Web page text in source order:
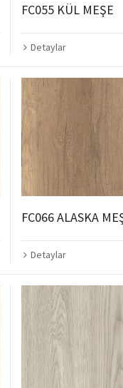
FC055 KÜL MEŞE
Detaylar
FC066 ALASKA
Detaylar